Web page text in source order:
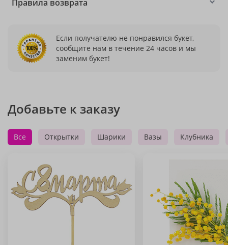
Правила возврата
Если получателю не понравился букет,
сообщите нам в течение 24 часов и мы
заменим букет!
Добавьте к заказу
Все Открытки Шарики Вазы Клубника